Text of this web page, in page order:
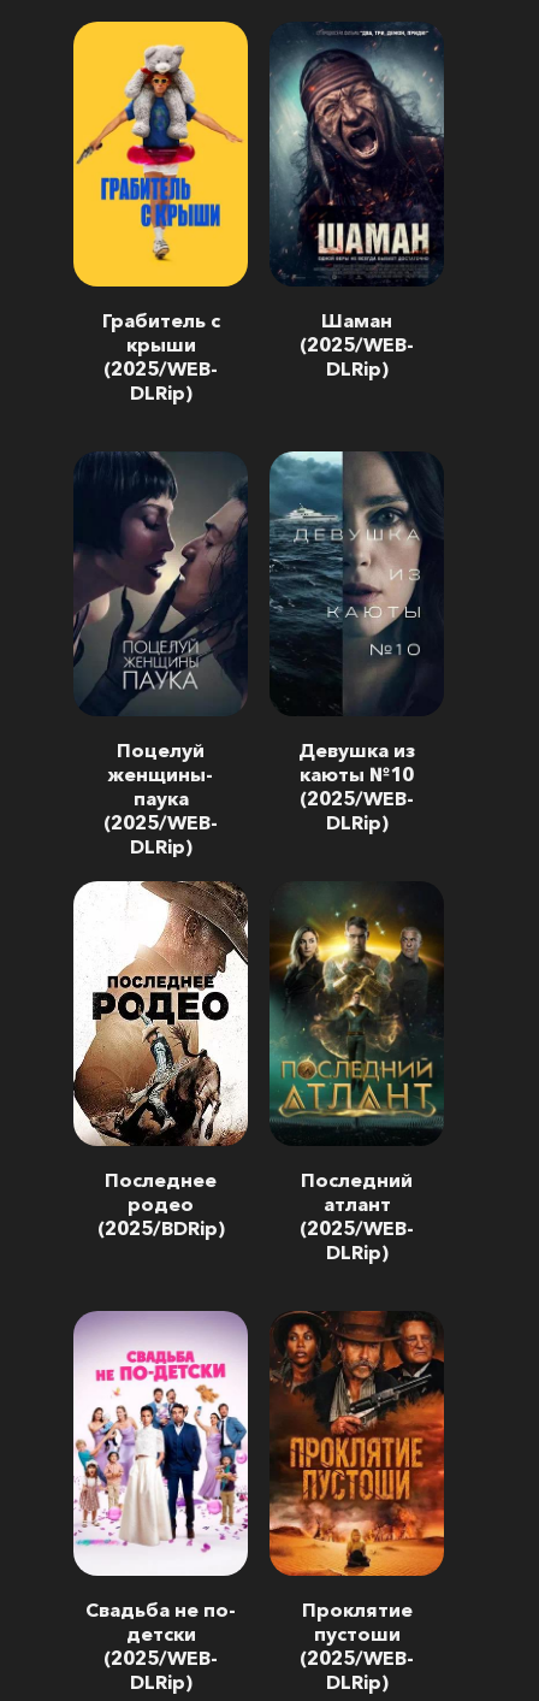
Грабитель с
крыши
(2025/WEB-
DLRip)
Шаман
(2025/WEB-
DLRip)
Поцелуй
женщины-
паука
(2025/WEB-
DLRip)
Девушка из
каюты №10
(2025/WEB-
DLRip)
Последнее
родео
(2025/BDRip)
Последний
атлант
(2025/WEB-
DLRip)
Свадьба не по-
детски
(2025/WEB-
DLRip)
Проклятие
пустоши
(2025/WEB-
DLRip)